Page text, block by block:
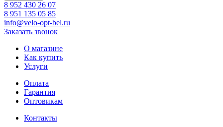
8 952 430 26 07
8 951 135 05 85
info@velo-opt-bel.ru
Заказать звонок
О магазине
Как купить
Услуги
Оплата
Гарантия
Оптовикам
Контакты